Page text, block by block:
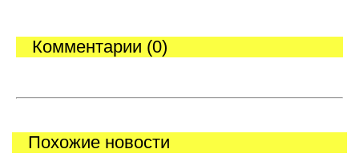
Комментарии (0)
Похожие новости